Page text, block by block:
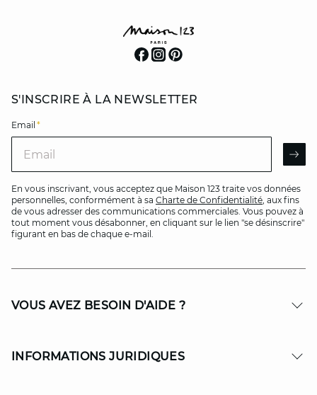
S'INSCRIRE À LA NEWSLETTER
Email *
En vous inscrivant, vous acceptez que Maison 123 traite vos données
personnelles, conformément à sa Charte de Confidentialité, aux fins
de vous adresser des communications commerciales. Vous pouvez à
tout moment vous désabonner, en cliquant sur le lien "se désinscrire"
figurant en bas de chaque e-mail.
VOUS AVEZ BESOIN D'AIDE ?
INFORMATIONS JURIDIQUES